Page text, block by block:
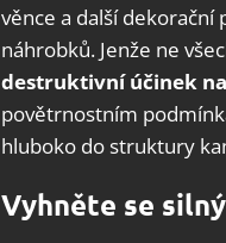
věnce a další
náhrobků. Jenže ne
destruktivní účinek
povětrnostním
hluboko do struktury
Vyhněte se